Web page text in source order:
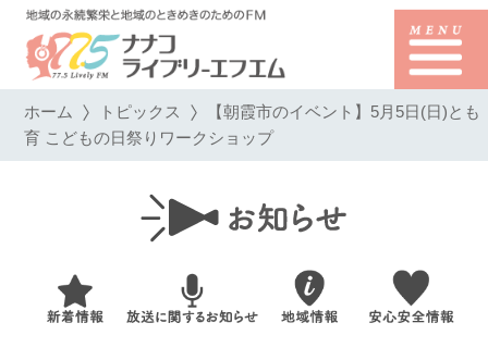
ホーム トピックス 【朝霞市のイベント】5月5日(日)とも
育 こどもの日祭りワークショップ